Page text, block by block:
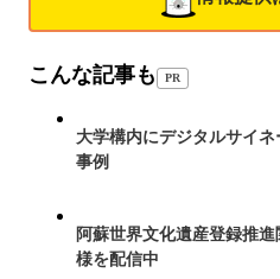
こんな記事も PR
大学構内にデジタルサイ
事例
阿蘇世界文化遺産登録推
様を配信中